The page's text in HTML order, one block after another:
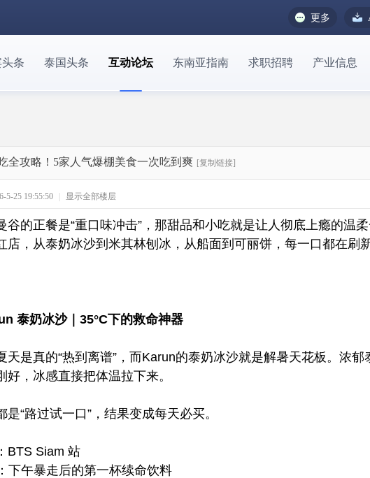
更多
条 泰国头条 互动论坛 东南亚指南 求职招聘 产业信息
全攻略！5家人气爆棚美食一次吃到爽 [复制链接]
5-25 19:55:50 显示全部楼层
谷的正餐是“重口味冲击”，那甜品和小吃就是让人彻底上瘾的温
店，从泰奶冰沙到米其林刨冰，从船面到可丽饼，每一口都在刷
泰奶冰沙｜ 35°C下的救命神器
天是真的“热到离谱”，而Karun的泰奶冰沙就是解暑天花板。浓
好，冰感直接把体温拉下来。
是“路过试一口”，结果变成每天必买。
BTS Siam 站
下午暴走后的第一杯续命饮料